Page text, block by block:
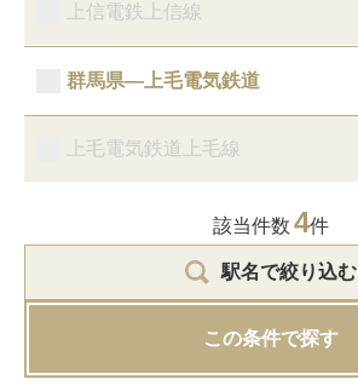
上信電鉄上信線
群馬県―上毛電気鉄道
上毛電気鉄道上毛線
該当件数 4件
駅名で絞り込む
この条件で探す